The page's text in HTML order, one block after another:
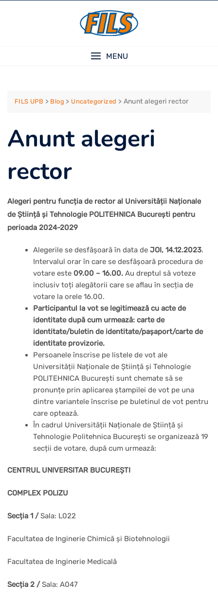
MENU
FILS UPB > Blog > Uncategorized > Anunt alegeri rector
Anunt alegeri
rector
Alegeri pentru funcția de rector al Universității Naționale
de Știință şi Tehnologie POLITEHNICA București pentru
perioada 2024-2029
Alegerile se desfășoară în data deJOI, 14.12.2023.
Intervalul orar în care se desfășoară procedura de
votare este 09.00 – 16.00.Au dreptul să voteze
inclusiv toți alegătorii care se aflau în secția de
votare la orele 16.00.
Participantul la vot se legitimează cu acte de
identitate după cum urmează: carte de
identitate/buletin de identitate/pașaport/carte de
identitate provizorie.
Persoanele înscrise pe listele de vot ale
Universității Naționale de Știință și Tehnologie
POLITEHNICA București sunt chemate să se
pronunțe prin aplicarea ștampilei de vot pe una
dintre variantele înscrise pe buletinul de vot pentru
care optează.
În cadrul Universității Naționale de Știință și
Tehnologie Politehnica București se organizează 19
secții de votare, după cum urmează:
CENTRUL UNIVERSITAR BUCUREȘTI
COMPLEX POLIZU
Secția 1 /Sala: L022
Facultatea de Inginerie Chimică și Biotehnologii
Facultatea de Inginerie Medicală
Secția 2 /Sala: A047